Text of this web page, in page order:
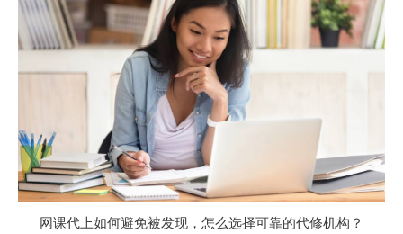
网课代上如何避免被发现，怎么选择可靠的代修机构？